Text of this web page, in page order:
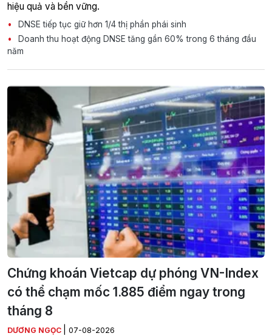
hiệu quả và bền vững.
DNSE tiếp tục giữ hơn 1/4 thị phần phái sinh
Doanh thu hoạt động DNSE tăng gần 60% trong 6 tháng đầu
năm
Chứng khoán Vietcap dự phóng VN-Index
có thể chạm mốc 1.885 điểm ngay trong
tháng 8
DƯƠNG NGỌC 07-08-2026